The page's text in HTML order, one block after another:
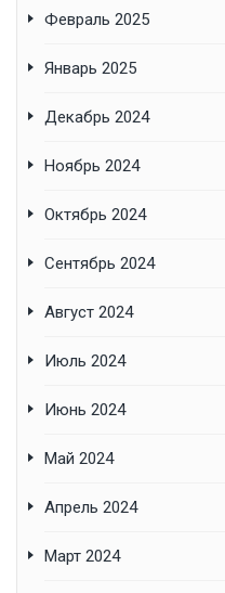
Февраль 2025
Январь 2025
Декабрь 2024
Ноябрь 2024
Октябрь 2024
Сентябрь 2024
Август 2024
Июль 2024
Июнь 2024
Май 2024
Апрель 2024
Март 2024